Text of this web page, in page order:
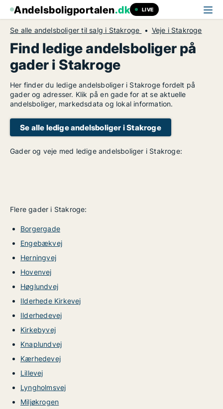
Andelsboligportalen.dk LIVE
Se alle andelsboliger til salg i Stakroge Veje i Stakroge
Find ledige andelsboliger på
gader i Stakroge
Her finder du ledige andelsboliger i Stakroge fordelt på
gader og adresser. Klik på en gade for at se aktuelle
andelsboliger, markedsdata og lokal information.
Se alle ledige andelsboliger i Stakroge
Gader og veje med ledige andelsboliger i Stakroge:
Flere gader i Stakroge:
Borgergade
Engebækvej
Herningvej
Hovenvej
Høglundvej
Ilderhede Kirkevej
Ilderhedevej
Kirkebyvej
Knaplundvej
Kærhedevej
Lillevej
Lyngholmsvej
Miljøkrogen